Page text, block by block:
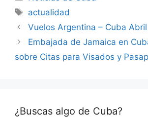
Tags
actualidad
Vuelos Argentina – Cuba
Embajada de Jamaica en
sobre Citas para Visados y
¿Buscas algo de Cuba?